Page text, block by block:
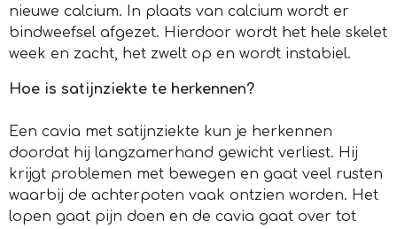
nieuwe calcium. In plaats van calcium wordt er
bindweefsel afgezet. Hierdoor wordt het hele skelet
week en zacht, het zwelt op en wordt instabiel.
Hoe is satijnziekte te herkennen?
Een cavia met satijnziekte kun je herkennen
doordat hij langzamerhand gewicht verliest. Hij
krijgt problemen met bewegen en gaat veel rusten
waarbij de achterpoten vaak ontzien worden. Het
lopen gaat pijn doen en de cavia gaat over tot